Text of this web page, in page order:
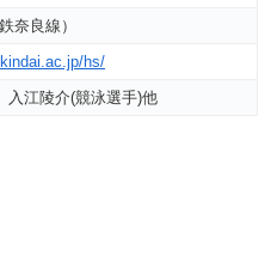
奈良線）
hs/
入江陵介(競泳選手)他